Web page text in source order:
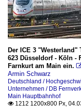
Der ICE 3 "Westerland"
623 Düsseldorf - Köln -
Farnkurt am Main ein.
Armin Schwarz
Deutschland /
Unternehmen / DB
Main Hauptbahnhof
 1212 1200x800 Px,